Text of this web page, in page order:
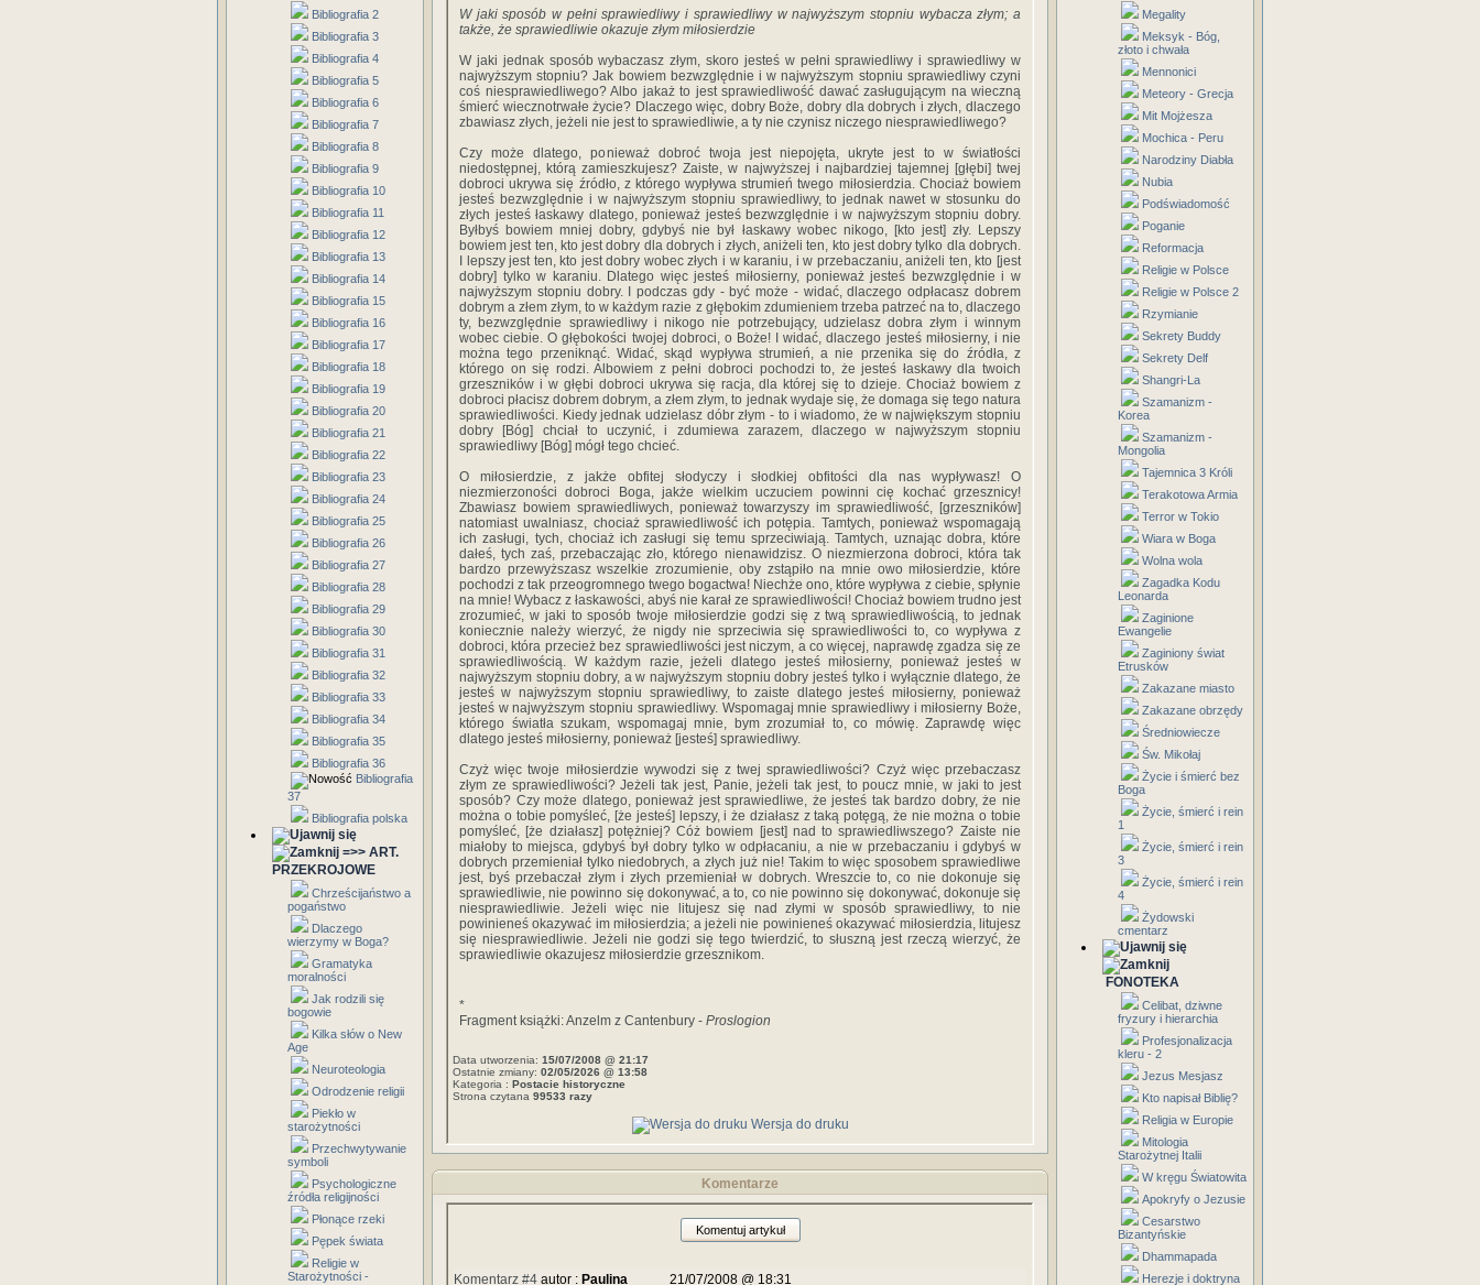
Bibliografia 2
Bibliografia 3
Bibliografia 4
Bibliografia 5
Bibliografia 6
Bibliografia 7
Bibliografia 8
Bibliografia 9
Bibliografia 10
Bibliografia 11
Bibliografia 12
Bibliografia 13
Bibliografia 14
Bibliografia 15
Bibliografia 16
Bibliografia 17
Bibliografia 18
Bibliografia 19
Bibliografia 20
Bibliografia 21
Bibliografia 22
Bibliografia 23
Bibliografia 24
Bibliografia 25
Bibliografia 26
Bibliografia 27
Bibliografia 28
Bibliografia 29
Bibliografia 30
Bibliografia 31
Bibliografia 32
Bibliografia 33
Bibliografia 34
Bibliografia 35
Bibliografia 36
Bibliografia
37
Bibliografia polska
=>> ART.
PRZEKROJOWE
Chrześcijaństwo a
pogaństwo
Dlaczego
wierzymy w Boga?
Gramatyka
moralności
Jak rodzili się
bogowie
Kilka słów o New
Age
Neuroteologia
Odrodzenie religii
Piekło w
starożytności
Przechwytywanie
symboli
Psychologiczne
źródła religijności
Płonące rzeki
Pępek świata
Religie w
Starożytności -
W jaki sposób w pełni sprawiedliwy i sprawiedliwy w najwyższym stopniu wybacza złym; a
także, że sprawiedliwie okazuje złym miłosierdzie
W jaki jednak sposób wybaczasz złym, skoro jesteś w pełni sprawiedliwy i sprawiedliwy w
najwyższym stopniu? Jak bowiem bezwzględnie i w najwyższym stopniu sprawiedliwy czyni
coś niesprawiedliwego? Albo jakaż to jest sprawiedliwość dawać zasługującym na wieczną
śmierć wiecznotrwałe życie? Dlaczego więc, dobry Boże, dobry dla dobrych i złych, dlaczego
zbawiasz złych, jeżeli nie jest to sprawiedliwie, a ty nie czynisz niczego niesprawiedliwego?
Czy może dlatego, ponieważ dobroć twoja jest niepojęta, ukryte jest to w światłości
niedostępnej, którą zamieszkujesz? Zaiste, w najwyższej i najbardziej tajemnej [głębi] twej
dobroci ukrywa się źródło, z którego wypływa strumień twego miłosierdzia. Chociaż bowiem
jesteś bezwzględnie i w najwyższym stopniu sprawiedliwy, to jednak nawet w stosunku do
złych jesteś łaskawy dlatego, ponieważ jesteś bezwzględnie i w najwyższym stopniu dobry.
Byłbyś bowiem mniej dobry, gdybyś nie był łaskawy wobec nikogo, [kto jest] zły. Lepszy
bowiem jest ten, kto jest dobry dla dobrych i złych, aniżeli ten, kto jest dobry tylko dla dobrych.
I lepszy jest ten, kto jest dobry wobec złych i w karaniu, i w przebaczaniu, aniżeli ten, kto [jest
dobry] tylko w karaniu. Dlatego więc jesteś miłosierny, ponieważ jesteś bezwzględnie i w
najwyższym stopniu dobry. I podczas gdy - być może - widać, dlaczego odpłacasz dobrem
dobrym a złem złym, to w każdym razie z głębokim zdumieniem trzeba patrzeć na to, dlaczego
ty, bezwzględnie sprawiedliwy i nikogo nie potrzebujący, udzielasz dobra złym i winnym
wobec ciebie. O głębokości twojej dobroci, o Boże! I widać, dlaczego jesteś miłosierny, i nie
można tego przeniknąć. Widać, skąd wypływa strumień, a nie przenika się do źródła, z
którego on się rodzi. Albowiem z pełni dobroci pochodzi to, że jesteś łaskawy dla twoich
grzeszników i w głębi dobroci ukrywa się racja, dla której się to dzieje. Chociaż bowiem z
dobroci płacisz dobrem dobrym, a złem złym, to jednak wydaje się, że domaga się tego natura
sprawiedliwości. Kiedy jednak udzielasz dóbr złym - to i wiadomo, że w największym stopniu
dobry [Bóg] chciał to uczynić, i zdumiewa zarazem, dlaczego w najwyższym stopniu
sprawiedliwy [Bóg] mógł tego chcieć.
O miłosierdzie, z jakże obfitej słodyczy i słodkiej obfitości dla nas wypływasz! O
niezmierzoności dobroci Boga, jakże wielkim uczuciem powinni cię kochać grzesznicy!
Zbawiasz bowiem sprawiedliwych, ponieważ towarzyszy im sprawiedliwość, [grzeszników]
natomiast uwalniasz, chociaż sprawiedliwość ich potępia. Tamtych, ponieważ wspomagają
ich zasługi, tych, chociaż ich zasługi się temu sprzeciwiają. Tamtych, uznając dobra, które
dałeś, tych zaś, przebaczając zło, którego nienawidzisz. O niezmierzona dobroci, która tak
bardzo przewyższasz wszelkie zrozumienie, oby zstąpiło na mnie owo miłosierdzie, które
pochodzi z tak przeogromnego twego bogactwa! Niechże ono, które wypływa z ciebie, spłynie
na mnie! Wybacz z łaskawości, abyś nie karał ze sprawiedliwości! Chociaż bowiem trudno jest
zrozumieć, w jaki to sposób twoje miłosierdzie godzi się z twą sprawiedliwością, to jednak
koniecznie należy wierzyć, że nigdy nie sprzeciwia się sprawiedliwości to, co wypływa z
dobroci, która przecież bez sprawiedliwości jest niczym, a co więcej, naprawdę zgadza się ze
sprawiedliwością. W każdym razie, jeżeli dlatego jesteś miłosierny, ponieważ jesteś w
najwyższym stopniu dobry, a w najwyższym stopniu dobry jesteś tylko i wyłącznie dlatego, że
jesteś w najwyższym stopniu sprawiedliwy, to zaiste dlatego jesteś miłosierny, ponieważ
jesteś w najwyższym stopniu sprawiedliwy. Wspomagaj mnie sprawiedliwy i miłosierny Boże,
którego światła szukam, wspomagaj mnie, bym zrozumiał to, co mówię. Zaprawdę więc
dlatego jesteś miłosierny, ponieważ [jesteś] sprawiedliwy.
Czyż więc twoje miłosierdzie wywodzi się z twej sprawiedliwości? Czyż więc przebaczasz
złym ze sprawiedliwości? Jeżeli tak jest, Panie, jeżeli tak jest, to poucz mnie, w jaki to jest
sposób? Czy może dlatego, ponieważ jest sprawiedliwe, że jesteś tak bardzo dobry, że nie
można o tobie pomyśleć, [że jesteś] lepszy, i że działasz z taką potęgą, że nie można o tobie
pomyśleć, [że działasz] potężniej? Cóż bowiem [jest] nad to sprawiedliwszego? Zaiste nie
miałoby to miejsca, gdybyś był dobry tylko w odpłacaniu, a nie w przebaczaniu i gdybyś w
dobrych przemieniał tylko niedobrych, a złych już nie! Takim to więc sposobem sprawiedliwe
jest, byś przebaczał złym i złych przemieniał w dobrych. Wreszcie to, co nie dokonuje się
sprawiedliwie, nie powinno się dokonywać, a to, co nie powinno się dokonywać, dokonuje się
niesprawiedliwie. Jeżeli więc nie litujesz się nad złymi w sposób sprawiedliwy, to nie
powinieneś okazywać im miłosierdzia; a jeżeli nie powinieneś okazywać miłosierdzia, litujesz
się niesprawiedliwie. Jeżeli nie godzi się tego twierdzić, to słuszną jest rzeczą wierzyć, że
sprawiedliwie okazujesz miłosierdzie grzesznikom.
*
Fragment książki: Anzelm z Cantenbury - Proslogion
Data utworzenia: 15/07/2008 @ 21:17
Ostatnie zmiany: 02/05/2026 @ 13:58
Kategoria : Postacie historyczne
Strona czytana 99533 razy
Wersja do druku
Komentarze
Komentuj artykuł
Komentarz #4 autor : Paulina_____ 21/07/2008 @ 18:31
Megality
Meksyk - Bóg,
złoto i chwała
Mennonici
Meteory - Grecja
Mit Mojżesza
Mochica - Peru
Narodziny Diabła
Nubia
Podświadomość
Poganie
Reformacja
Religie w Polsce
Religie w Polsce 2
Rzymianie
Sekrety Buddy
Sekrety Delf
Shangri-La
Szamanizm -
Korea
Szamanizm -
Mongolia
Tajemnica 3 Króli
Terakotowa Armia
Terror w Tokio
Wiara w Boga
Wolna wola
Zagadka Kodu
Leonarda
Zaginione
Ewangelie
Zaginiony świat
Etrusków
Zakazane miasto
Zakazane obrzędy
Średniowiecze
Św. Mikołaj
Życie i śmierć bez
Boga
Życie, śmierć i rein
1
Życie, śmierć i rein
3
Życie, śmierć i rein
4
Żydowski
cmentarz
FONOTEKA
Celibat, dziwne
fryzury i hierarchia
Profesjonalizacja
kleru - 2
Jezus Mesjasz
Kto napisał Biblię?
Religia w Europie
Mitologia
Starożytnej Italii
W kręgu Światowita
Apokryfy o Jezusie
Cesarstwo
Bizantyńskie
Dhammapada
Herezje i doktryna